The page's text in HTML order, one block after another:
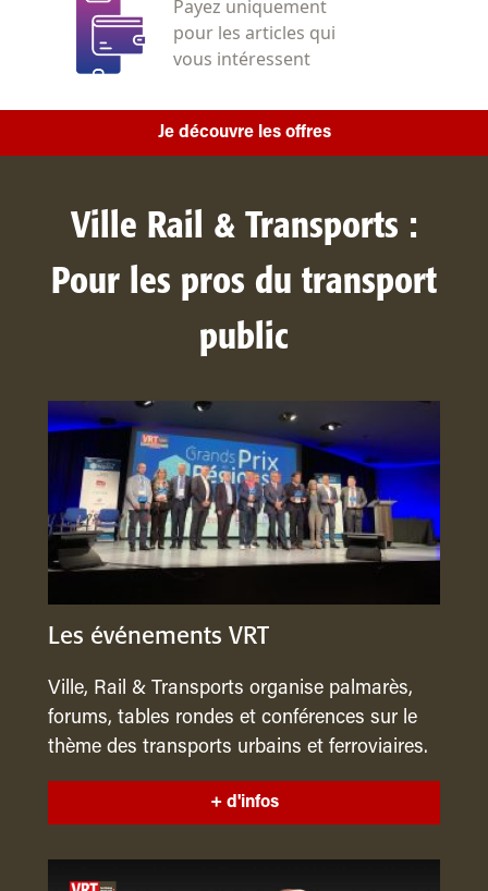
Payez uniquement
pour les articles qui
vous intéressent
Je découvre les offres
Ville Rail & Transports :
Pour les pros du transport
public
Les événements VRT
Ville, Rail & Transports organise palmarès,
forums, tables rondes et conférences sur le
thème des transports urbains et ferroviaires.
+ d'infos